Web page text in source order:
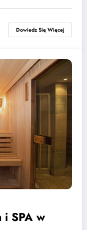
Dowiedz Się Więcej
i SPA w